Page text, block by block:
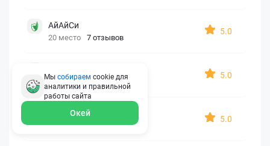
АйАйСи
20 место 7 отзывов
5.0
21 место 6 отзывов
5.0
ERGO AXA
22 место 2 отзыва
5.0
Мы собираем cookie для
аналитики и правильной
работы сайта
Окей